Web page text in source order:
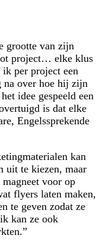
grootte van zijn
project… elke klus
ik per project een
na over hoe hij zijn
idee gespeeld een
is dat elke
Engelssprekende
kan
uit te kiezen, maar
voor op
flyers laten maken,
te geven zodat ze
kan ze ook